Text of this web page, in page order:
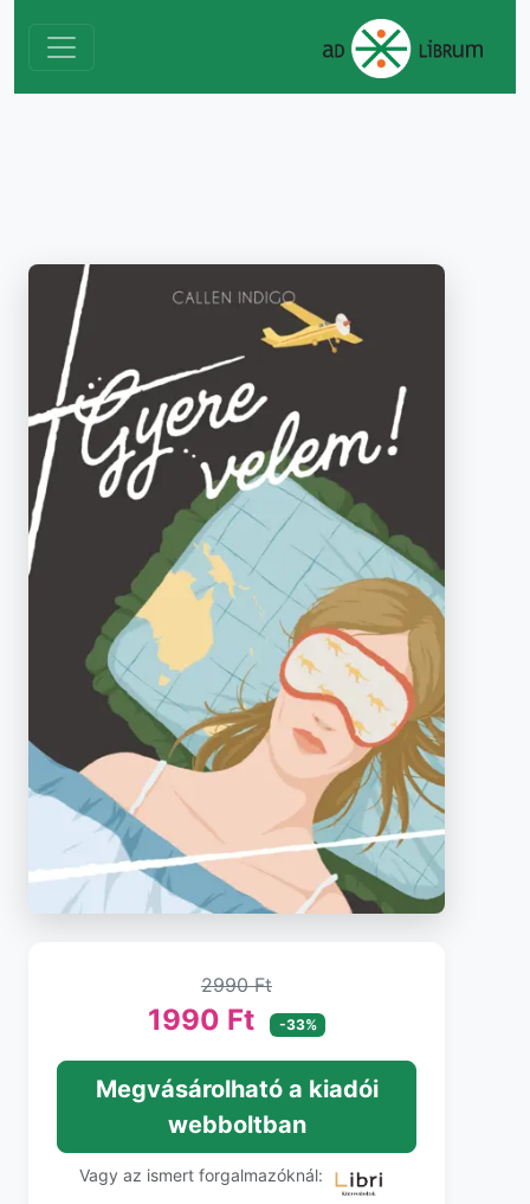
2990 Ft
1990 Ft -33%
Megvásárolható a kiadói
webboltban
Vagy az ismert forgalmazóknál: